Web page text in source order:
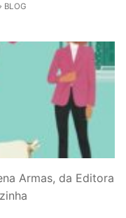
BLOG
Armas, da Editora